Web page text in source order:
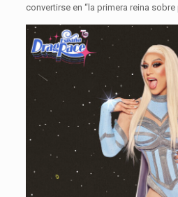
convertirse en “la primera reina sobre